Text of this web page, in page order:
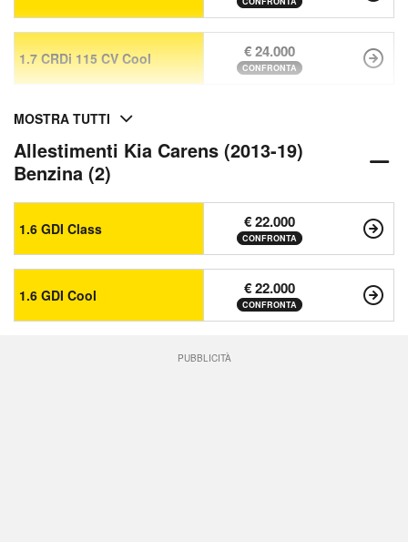
1.7 CRDi 115 CV Cool € 24.000
CONFRONTA
MOSTRA TUTTI
Allestimenti Kia Carens (2013-19)
Benzina (2)
1.6 GDI Class € 22.000
CONFRONTA
1.6 GDI Cool € 22.000
CONFRONTA
PUBBLICITÀ